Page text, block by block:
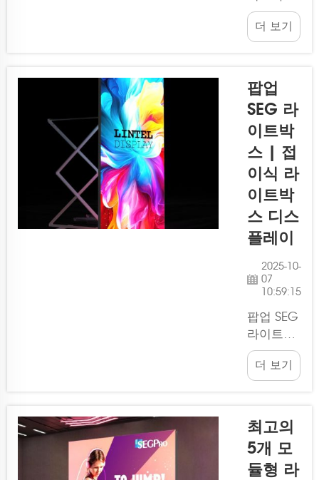
택입니다.
박람회에
계시든...
디스플레
이는 사진
이나 광고
방식으로
돋보이게
해주는 디
스플레이
입니다.
모듈식 라
이트박스
디스플레
이에는 다
양한 장점
며, 이러
한 디스플
에 사용할
수 있습니
다.
더 보기
팝업
SEG 라
이트박
스 | 접
이식 라
이트박
스 디스
플레이
2025-10-
07
10:59:15
팝업 SEG
라이트박
스는 브랜
드 행사
및 박람회
효과적입
니다. 화
려하고 눈
에 띄는
더 보기
최고의
5개 모
듈형 라